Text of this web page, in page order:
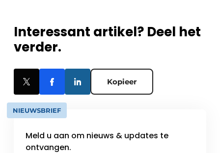
Interessant artikel? Deel het
verder.
Kopieer
NIEUWSBRIEF
Meld u aan om nieuws & updates te
ontvangen.